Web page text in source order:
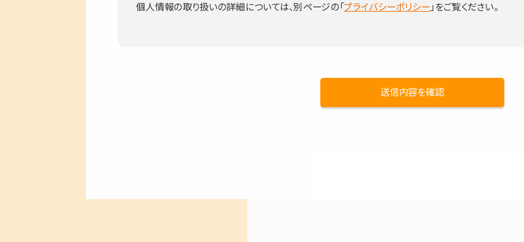
個人情報の取り扱いの詳細については、別ページの「プライバシーポリシー 」をご覧ください。